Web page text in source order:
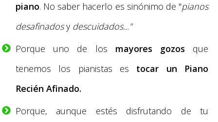
piano. No saber hacerlo es sinónimo de "pianos
desafinadosy descuidados..."
Porque uno de los mayores gozos que
tenemos los pianistas es tocar un Piano
Recién Afinado.
Porque, aunque estés disfrutando de tu